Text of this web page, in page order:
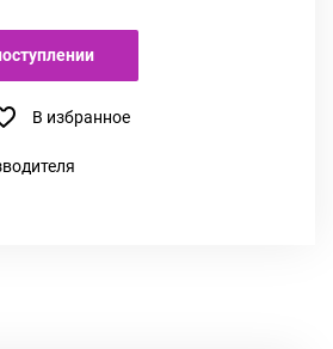
В избранное